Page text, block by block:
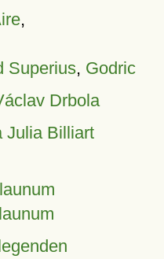
,
Superius, Godric
Drbola
Julia Billiart